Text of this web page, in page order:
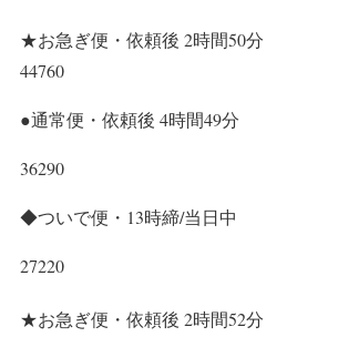
★お急ぎ便・依頼後 2時間50分
44760
●通常便・依頼後 4時間49分
36290
◆ついで便・13時締/当日中
27220
★お急ぎ便・依頼後 2時間52分